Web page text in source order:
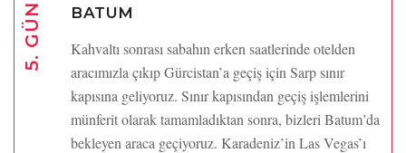
5. GÜN BATUM
Kahvaltı sonrası sabahın erken saatlerinde otelden
aracımızla çıkıp Gürcistan’a geçiş için Sarp sınır
kapısına geliyoruz. Sınır kapısından geçiş işlemlerini
münferit olarak tamamladıktan sonra, bizleri Batum’da
bekleyen araca geçiyoruz. Karadeniz’in Las Vegas’ı